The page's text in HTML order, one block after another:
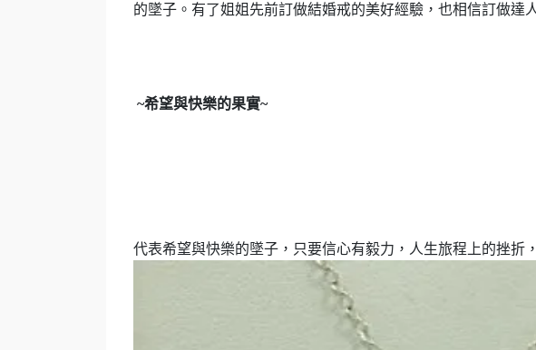
的墜子。有了姐姐先前訂做結婚戒的美好經驗，也相信訂做達
~希望與快樂的果實~
代表希望與快樂的墜子，只要信心有毅力，人生旅程上的挫折